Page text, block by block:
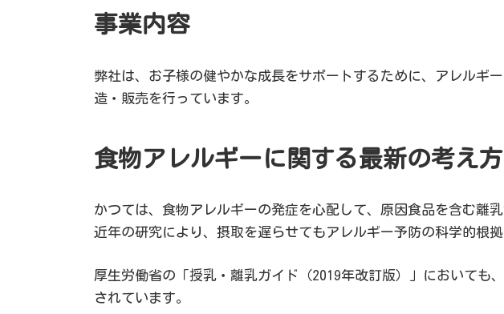
事業内容
弊社は、お子様の健やかな成長をサポートするために、アレルギ
造・販売を行っています。
食物アレルギーに関する最新の考え方
かつては、食物アレルギーの発症を心配して、原因食品を含む離
近年の研究により、摂取を遅らせてもアレルギー予防の科学的根
厚生労働省の「授乳・離乳ガイド（2019年改訂版）」においても
されています。